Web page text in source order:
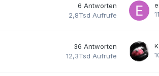
6 Antworten
2,8Tsd Aufrufe
36 Antworten
12,3Tsd Aufrufe